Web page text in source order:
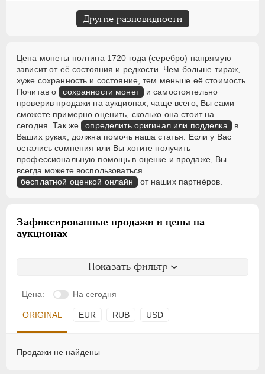
Другие разновидности
Цена монеты полтина 1720 года (серебро) напрямую
зависит от её состояния и редкости. Чем больше тираж,
хуже сохранность и состояние, тем меньше её стоимость.
Почитав о сохранности монет и самостоятельно
проверив продажи на аукционах, чаще всего, Вы сами
сможете примерно оценить, сколько она стоит на
сегодня. Так же определить оригинал или подделка в
Ваших руках, должна помочь наша статья. Если у Вас
остались сомнения или Вы хотите получить
профессиональную помощь в оценке и продаже, Вы
всегда можете воспользоваться
бесплатной оценкой онлайн от наших партнёров.
Зафиксированные продажи и цены на
аукционах
Показать фильтр
Цена: На сегодня
ORIGINAL EUR RUB USD
Продажи не найдены